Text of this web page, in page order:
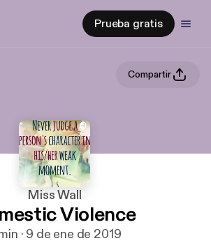
Prueba gratis
Compartir
Miss Wall
Violence
· 9 de ene de 2019